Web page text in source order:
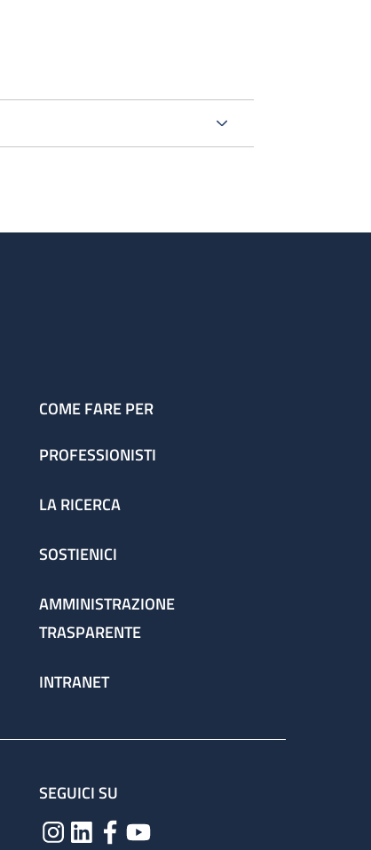
COME FARE PER
PROFESSIONISTI
LA RICERCA
SOSTIENICI
AMMINISTRAZIONE
TRASPARENTE
INTRANET
SEGUICI SU